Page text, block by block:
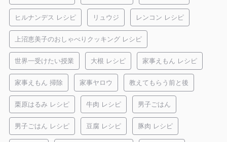
ヒルナンデス レシピ リュウジ レンコン レシピ
上沼恵美子のおしゃべりクッキング レシピ
世界一受けたい授業 大根 レシピ 家事えもん レシピ
家事えもん 掃除 家事ヤロウ 教えてもらう前と後
栗原はるみ レシピ 牛肉 レシピ 男子ごはん
男子ごはん レシピ 豆腐 レシピ 豚肉 レシピ